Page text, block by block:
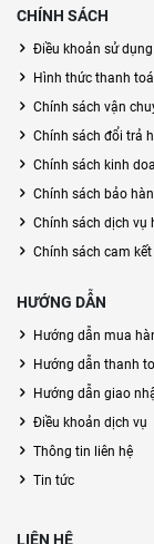
CHÍNH SÁCH
Điều khoản sử dụng
Hình thức thanh
Chính sách vận
Chính sách đổi trả
Chính sách kinh
Chính sách bảo
Chính sách dịch vụ
Chính sách cam
HƯỚNG DẪN
Hướng dẫn mua
Hướng dẫn thanh
Hướng dẫn giao
Điều khoản dịch vụ
Thông tin liên hệ
Tin tức
LIÊN HỆ